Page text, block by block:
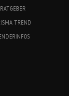
RATGEBER
TREND